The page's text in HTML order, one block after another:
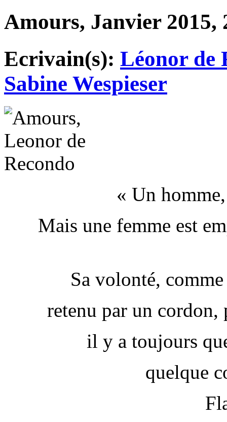
Amours, Janvier 2015,
Ecrivain(s): Léonor de
Sabine Wespieser
« Un
Mais une femme est
Sa volonté,
retenu par un cordon,
il y a toujours
quelque